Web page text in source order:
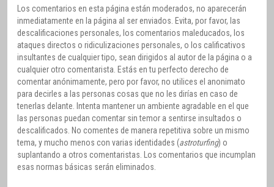
Los comentarios en esta página están moderados, no aparecerán
inmediatamente en la página al ser enviados. Evita, por favor, las
descalificaciones personales, los comentarios maleducados, los
ataques directos o ridiculizaciones personales, o los calificativos
insultantes de cualquier tipo, sean dirigidos al autor de la página o a
cualquier otro comentarista. Estás en tu perfecto derecho de
comentar anónimamente, pero por favor, no utilices el anonimato
para decirles a las personas cosas que no les dirías en caso de
tenerlas delante. Intenta mantener un ambiente agradable en el que
las personas puedan comentar sin temor a sentirse insultados o
descalificados. No comentes de manera repetitiva sobre un mismo
tema, y mucho menos con varias identidades (astroturfing) o
suplantando a otros comentaristas. Los comentarios que incumplan
esas normas básicas serán eliminados.